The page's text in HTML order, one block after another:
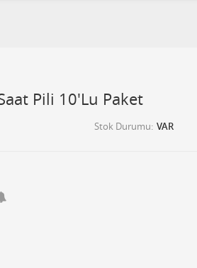
Pili 10'Lu Paket
Stok Durumu VAR